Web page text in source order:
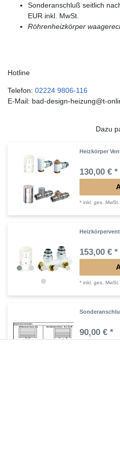
Sonderanschluß seitlich
EUR inkl. MwSt.
Röhrenheizkörper
Hotline
Telefon: 02224 9806-116
E-Mail: bad-design-heizung@t-
Dazu
Heizkörper
130,00 € *
*inkl. ges. MwSt.
153,00 € *
*inkl. ges. MwSt.
90,00 € *